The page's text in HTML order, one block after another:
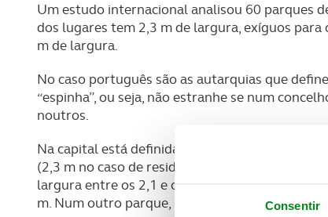
Consentir
Um estudo internacional analisou 60 parques
dos lugares tem 2,3 m de largura, exíguos
m de largura.
No caso português são as autarquias que
“espinha”, ou seja, não estranhe se num
noutros.
Na capital está definida uma largura mínima
(2,3 m no caso de residências e escritórios). No
largura entre os 2,1 e os 2,2 m. Já no caso de
m. Num outro parque, perto da Av. Fontes